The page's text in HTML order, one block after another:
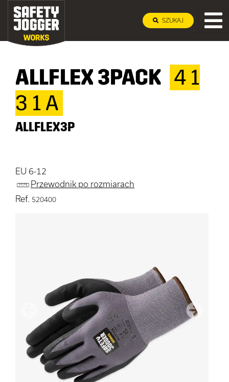
SZUKAJ
ALLFLEX 3PACK 4 1
3 1 A
ALLFLEX3P
EU 6-12
Przewodnik po rozmiarach
Ref. 520400
Poprzedni